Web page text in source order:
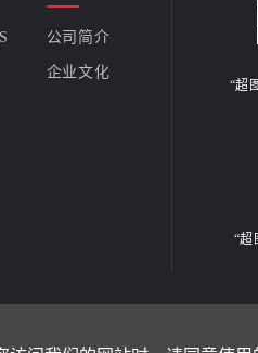
公司简介
企业文化
“超
“超